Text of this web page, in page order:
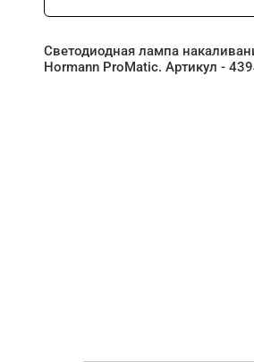
Светодиодная лампа
Hormann ProMatic. Артикул -